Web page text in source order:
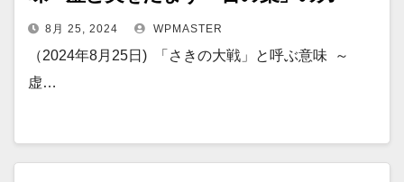
8月 25, 2024 WPMASTER
（2024年8月25日) 「さきの大戦」と呼ぶ意味 ～
虚…